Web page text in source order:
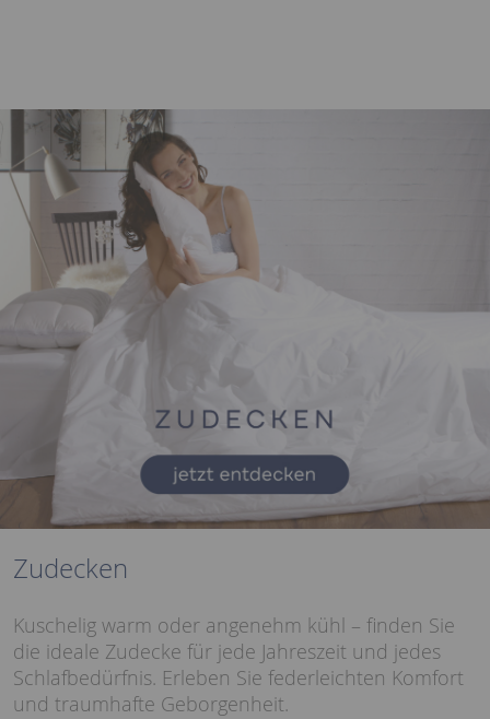
Zudecken
Kuschelig warm oder angenehm kühl – finden Sie
die ideale Zudecke für jede Jahreszeit und jedes
Schlafbedürfnis. Erleben Sie federleichten Komfort
und traumhafte Geborgenheit.